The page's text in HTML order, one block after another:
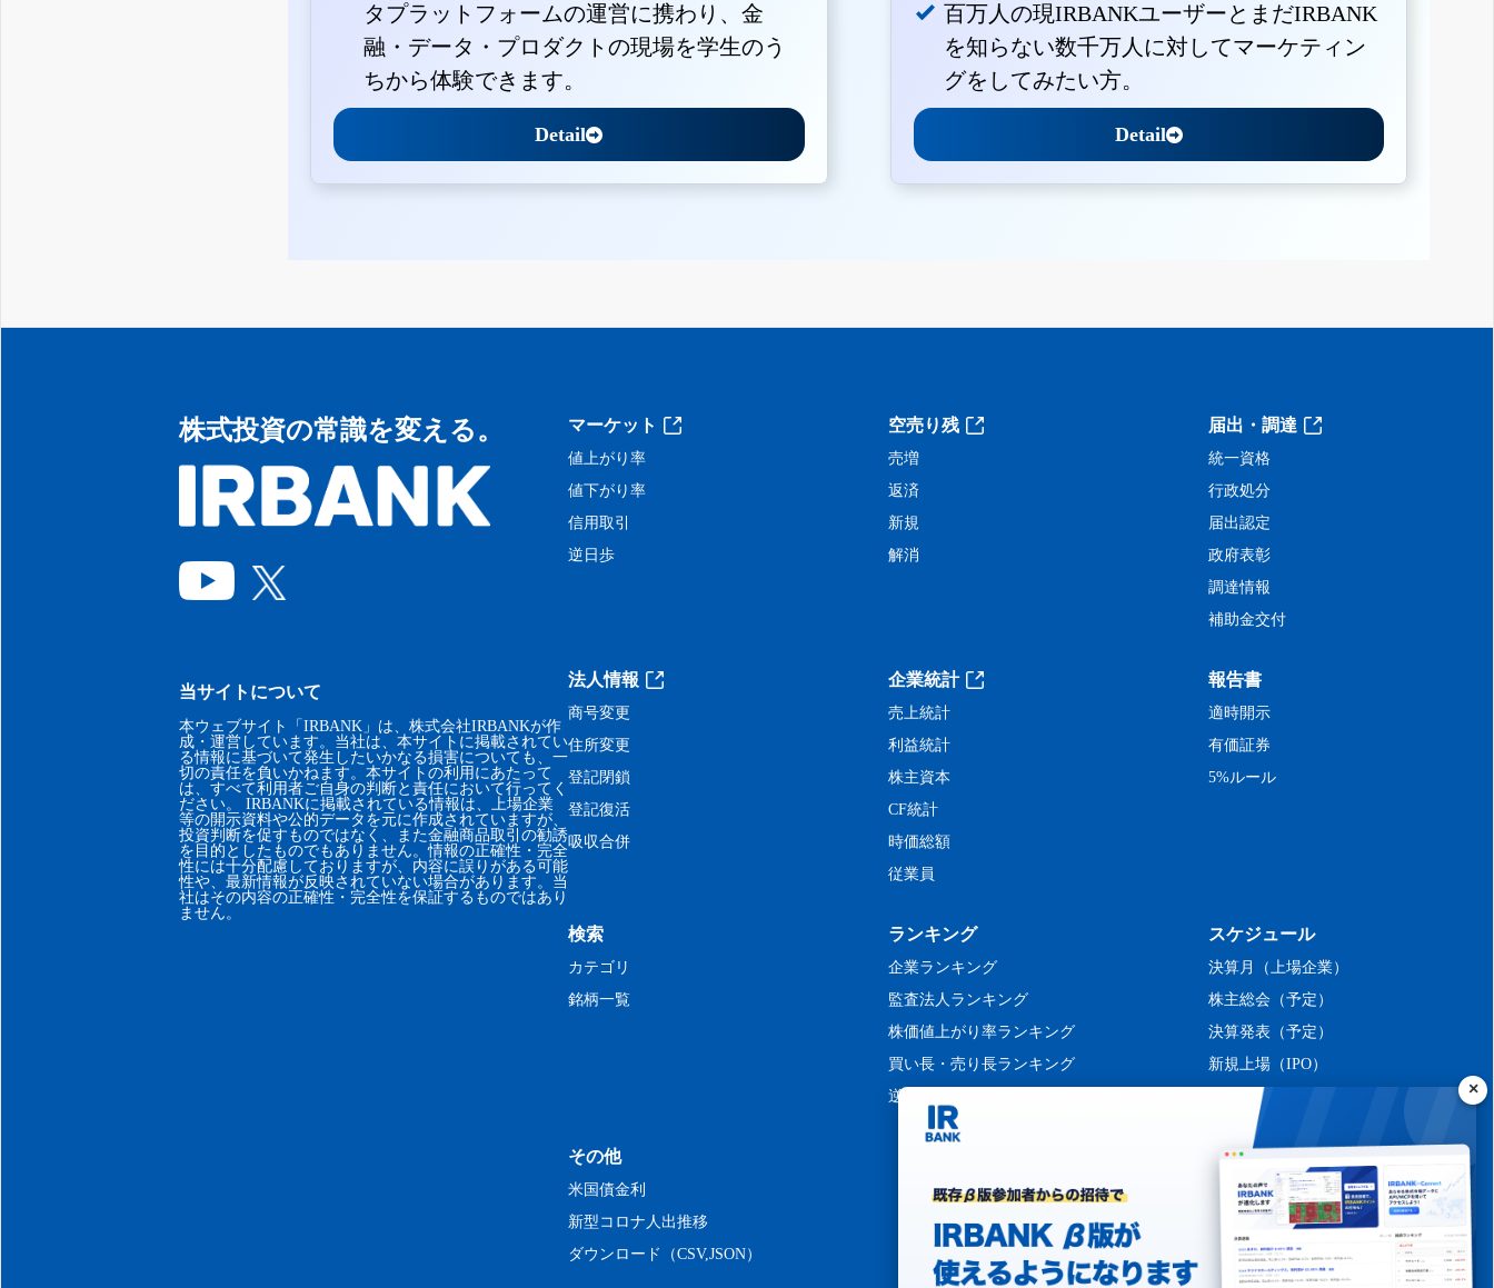
タプラットフォームの運営に携わり、金
融・データ・プロダクトの現場を学生のう
ちから体験できます。
Detail
百万人の現IRBANKユーザーとまだIRBANK
を知らない数千万人に対してマーケティン
グをしてみたい方。
Detail
株式投資の常識を変える。
当サイトについて
本ウェブサイト「IRBANK」は、株式会社IRBANKが作
成・運営しています。当社は、本サイトに掲載されてい
る情報に基づいて発生したいかなる損害についても、一
切の責任を負いかねます。本サイトの利用にあたって
は、すべて利用者ご自身の判断と責任において行ってく
ださい。 IRBANKに掲載されている情報は、上場企業
等の開示資料や公的データを元に作成されていますが、
投資判断を促すものではなく、また金融商品取引の勧誘
を目的としたものでもありません。情報の正確性・完全
性には十分配慮しておりますが、内容に誤りがある可能
性や、最新情報が反映されていない場合があります。当
社はその内容の正確性・完全性を保証するものではあり
ません。
マーケット
値上がり率
値下がり率
信用取引
逆日歩
空売り残
売増
返済
新規
解消
届出・調達
統一資格
行政処分
届出認定
政府表彰
調達情報
補助金交付
法人情報
商号変更
住所変更
登記閉鎖
登記復活
吸収合併
企業統計
売上統計
利益統計
株主資本
CF統計
時価総額
従業員
報告書
適時開示
有価証券
5%ルール
検索
カテゴリ
銘柄一覧
ランキング
企業ランキング
監査法人ランキング
株価値上がり率ランキング
買い長・売り長ランキング
逆日歩ランキング
スケジュール
決算月（上場企業）
株主総会（予定）
決算発表（予定）
新規上場（IPO）
その他
米国債金利
新型コロナ人出推移
ダウンロード（CSV,JSON）